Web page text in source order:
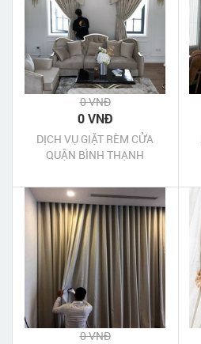
0 VNĐ
0 VNĐ
DỊCH VỤ GIẶT RÈM CỬA
QUẬN BÌNH THẠNH
0 VNĐ